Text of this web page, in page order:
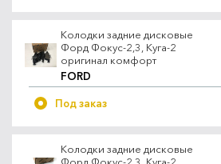
Колодки задние дисковые
Форд Фокус-2,3, Куга-2
оригинал комфорт
FORD
Под заказ
Колодки задние дисковые